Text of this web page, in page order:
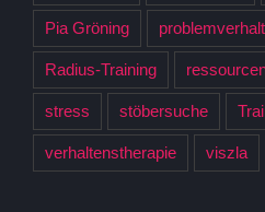
Pia Gröning
Radius-Training
stress stöbersuche
verhaltenstherapie viszla